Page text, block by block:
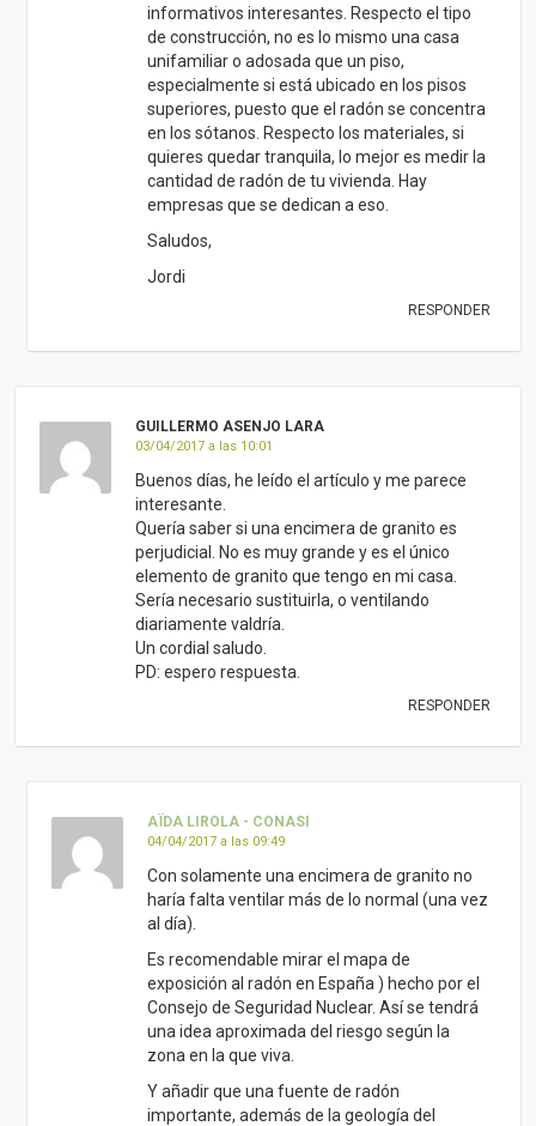
informativos interesantes. Respecto el tipo
de construcción, no es lo mismo una casa
unifamiliar o adosada que un piso,
especialmente si está ubicado en los pisos
superiores, puesto que el radón se concentra
en los sótanos. Respecto los materiales, si
quieres quedar tranquila, lo mejor es medir la
cantidad de radón de tu vivienda. Hay
empresas que se dedican a eso.
Saludos,
Jordi
RESPONDER
GUILLERMO ASENJO LARA
03/04/2017 a las 10:01
Buenos días, he leído el artículo y me parece
interesante.
Quería saber si una encimera de granito es
perjudicial. No es muy grande y es el único
elemento de granito que tengo en mi casa.
Sería necesario sustituirla, o ventilando
diariamente valdría.
Un cordial saludo.
PD: espero respuesta.
RESPONDER
AÏDA LIROLA - CONASI
04/04/2017 a las 09:49
Con solamente una encimera de granito no
haría falta ventilar más de lo normal (una vez
al día).
Es recomendable mirar el mapa de
exposición al radón en España ) hecho por el
Consejo de Seguridad Nuclear. Así se tendrá
una idea aproximada del riesgo según la
zona en la que viva.
Y añadir que una fuente de radón
importante, además de la geología del